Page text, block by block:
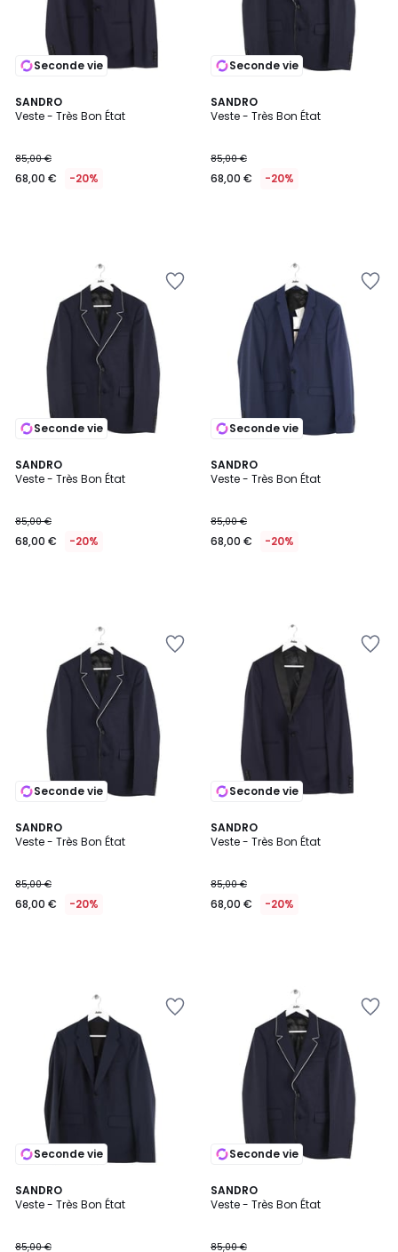
Seconde vie
SANDRO
Veste - Très Bon État
85,00 €
68,00 € -20%
Seconde vie
SANDRO
Veste - Très Bon État
85,00 €
68,00 € -20%
Seconde vie
SANDRO
Veste - Très Bon État
85,00 €
68,00 € -20%
Seconde vie
SANDRO
Veste - Très Bon État
85,00 €
68,00 € -20%
Seconde vie
SANDRO
Veste - Très Bon État
85,00 €
68,00 € -20%
Seconde vie
SANDRO
Veste - Très Bon État
85,00 €
68,00 € -20%
Seconde vie
SANDRO
Veste - Très Bon État
85,00 €
Seconde vie
SANDRO
Veste - Très Bon État
85,00 €